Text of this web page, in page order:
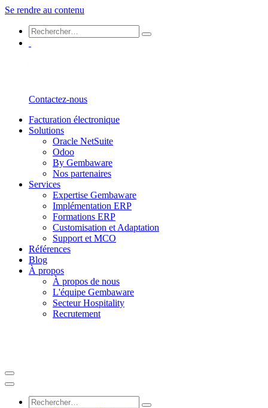
Se rendre au contenu
Contactez-nous
Facturation électronique
Solutions
Oracle NetSuite
Odoo
By Gembaware
Nos partenaires
Services
Expertise Gembaware
Implémentation ERP
Formations ERP
Customisation et Adaptation
Support et MCO
Références
Blog
À propos
À propos de nous
L'équipe Gembaware
Secteur Hospitality
Recrutement